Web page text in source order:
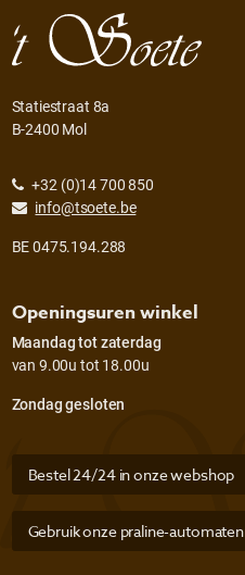
Statiestraat 8a
B-2400 Mol
+32 (0)14 700 850
info@tsoete.be
BE 0475.194.288
Openingsuren winkel
Maandag tot zaterdag
van 9.00u tot 18.00u
Zondag gesloten
Bestel 24/24 in onze webshop
Gebruik onze praline-automaten